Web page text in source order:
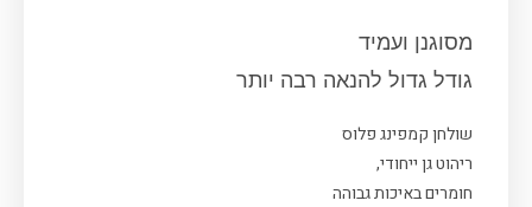
מסוגנן ועמיד
גודל גדול להנאה רבה יותר
שולחן קמפינג פלוס
ריהוט גן ייחודי,
חומרים באיכות גבוהה